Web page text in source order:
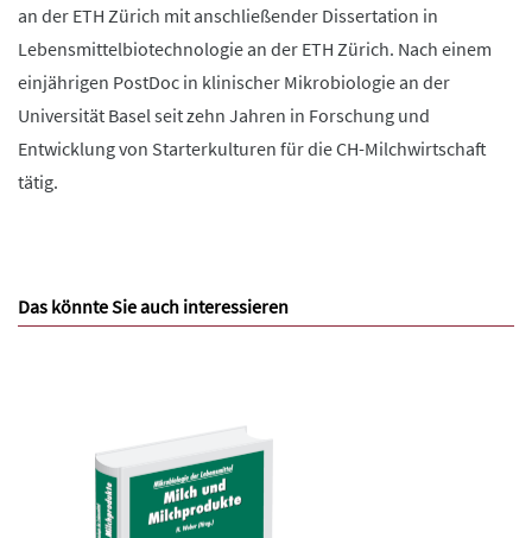
an der ETH Zürich mit anschließender Dissertation in
Lebensmittelbiotechnologie an der ETH Zürich. Nach einem
einjährigen PostDoc in klinischer Mikrobiologie an der
Universität Basel seit zehn Jahren in Forschung und
Entwicklung von Starterkulturen für die CH-Milchwirtschaft
tätig.
Das könnte Sie auch interessieren